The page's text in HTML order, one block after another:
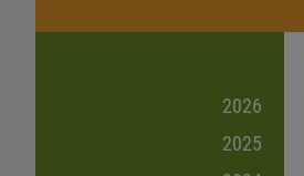
2026
2025